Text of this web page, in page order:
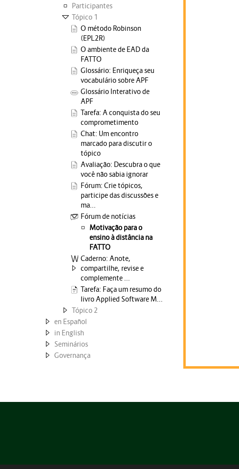
Participantes
Tópico 1
O método Robinson
(EPL2R)
O ambiente de EAD da
FATTO
Glossário: Enriqueça seu
vocabulário sobre APF
Glossário Interativo de
APF
Tarefa: A conquista do seu
comprometimento
Chat: Um encontro
marcado para discutir o
tópico
Avaliação: Descubra o que
você não sabia ignorar
Fórum: Crie tópicos,
participe das discussões e
ma...
Fórum de notícias
Motivação para o
ensino à distância na
FATTO
Caderno: Anote,
compartilhe, revise e
complemente ...
Tarefa: Faça um resumo do
livro Applied Software M...
Tópico 2
en Español
in English
Seminários
Governança